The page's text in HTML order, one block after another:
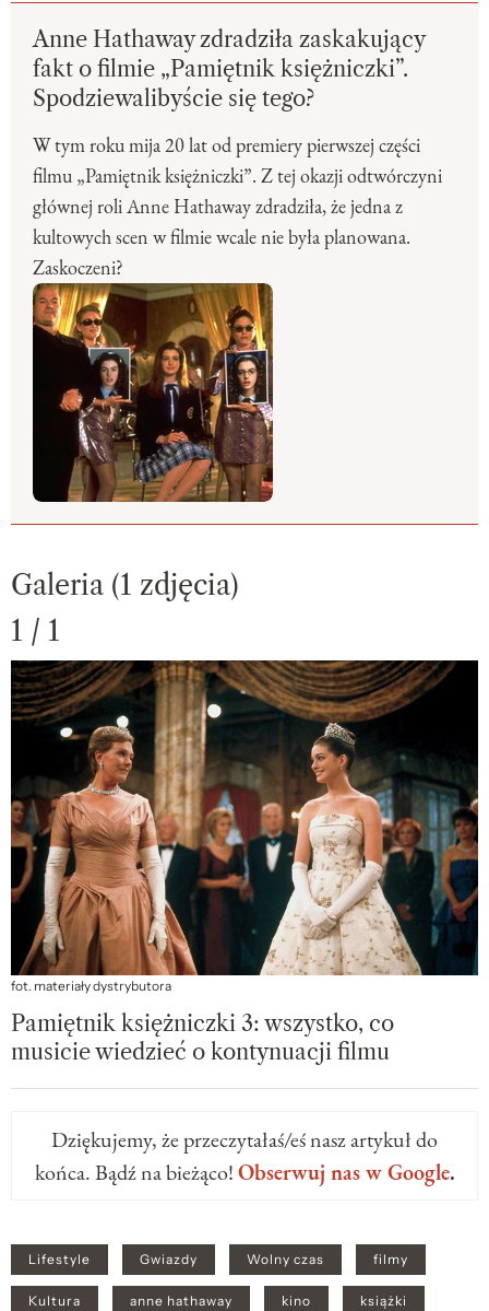
Anne Hathaway zdradziła zaskakujący
fakt o filmie „Pamiętnik księżniczki”.
Spodziewalibyście się tego?
W tym roku mija 20 lat od premiery pierwszej części
filmu „Pamiętnik księżniczki”. Z tej okazji odtwórczyni
głównej roli Anne Hathaway zdradziła, że jedna z
kultowych scen w filmie wcale nie była planowana.
Zaskoczeni?
Galeria (1 zdjęcia)
1 / 1
fot. materiały dystrybutora
Pamiętnik księżniczki 3: wszystko, co
musicie wiedzieć o kontynuacji filmu
Dziękujemy, że przeczytałaś/eś nasz artykuł do
końca. Bądź na bieżąco!Obserwuj nas w Google.
Lifestyle Gwiazdy Wolny czas filmy
Kultura anne hathaway kino książki